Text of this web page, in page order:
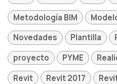
Metodología BIM
Novedades
Plantilla
proyecto
PYME
Revit
Revit 2017